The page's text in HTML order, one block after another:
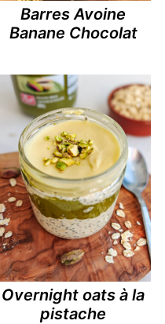
Barres Avoine
Banane Chocolat
Overnight oats à la
pistache